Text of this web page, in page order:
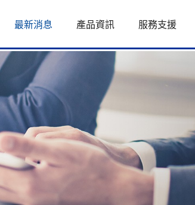
最新消息 產品資訊 服務支援